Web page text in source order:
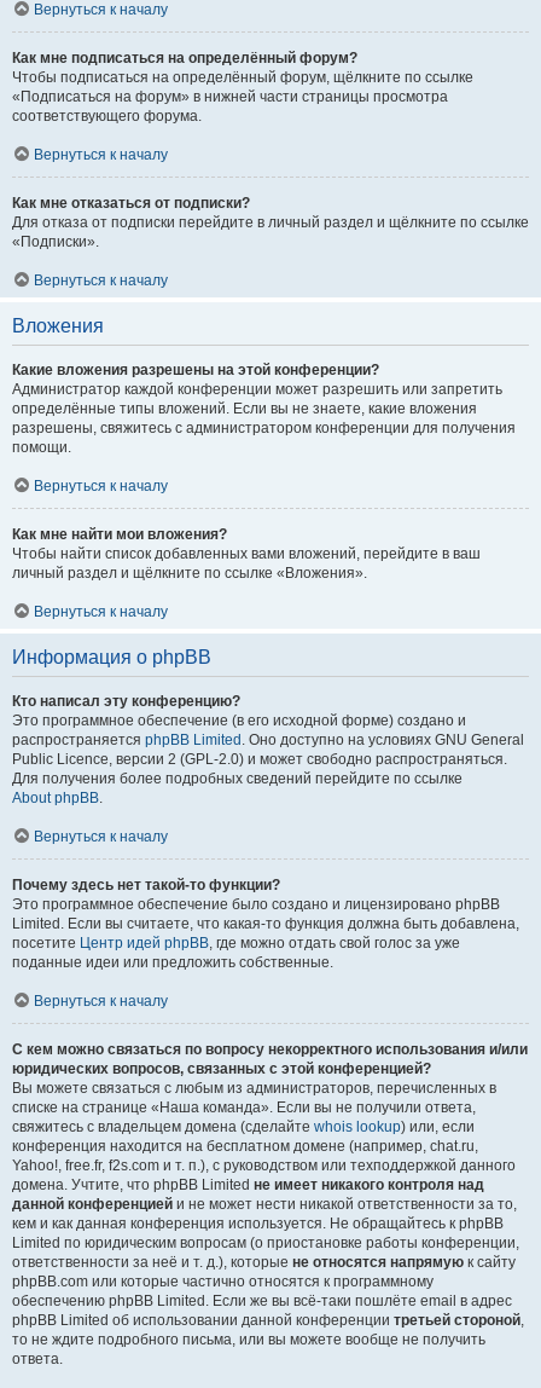
Вернуться к началу
Как мне подписаться на определённый форум?
Чтобы подписаться на определённый форум, щёлкните по ссылке
«Подписаться на форум» в нижней части страницы просмотра
соответствующего форума.
Вернуться к началу
Как мне отказаться от подписки?
Для отказа от подписки перейдите в личный раздел и щёлкните по ссылке
«Подписки».
Вернуться к началу
Вложения
Какие вложения разрешены на этой конференции?
Администратор каждой конференции может разрешить или запретить
определённые типы вложений. Если вы не знаете, какие вложения
разрешены, свяжитесь с администратором конференции для получения
помощи.
Вернуться к началу
Как мне найти мои вложения?
Чтобы найти список добавленных вами вложений, перейдите в ваш
личный раздел и щёлкните по ссылке «Вложения».
Вернуться к началу
Информация о phpBB
Кто написал эту конференцию?
Это программное обеспечение (в его исходной форме) создано и
распространяется phpBB Limited . Оно доступно на условиях GNU General
Public Licence, версии 2 (GPL-2.0) и может свободно распространяться.
Для получения более подробных сведений перейдите по ссылке
About phpBB.
Вернуться к началу
Почему здесь нет такой-то функции?
Это программное обеспечение было создано и лицензировано phpBB
Limited. Если вы считаете, что какая-то функция должна быть добавлена,
посетите Центр идей phpBB, где можно отдать свой голос за уже
поданные идеи или предложить собственные.
Вернуться к началу
С кем можно связаться по вопросу некорректного использования и/или
юридических вопросов, связанных с этой конференцией?
Вы можете связаться с любым из администраторов, перечисленных в
списке на странице «Наша команда». Если вы не получили ответа,
свяжитесь с владельцем домена (сделайте whois lookup) или, если
конференция находится на бесплатном домене (например, chat.ru,
Yahoo!, free.fr, f2s.com и т. п.), с руководством или техподдержкой данного
домена. Учтите, что phpBB Limited не имеет никакого контроля над
данной конференцией и не может нести никакой ответственности за то,
кем и как данная конференция используется. Не обращайтесь к phpBB
Limited по юридическим вопросам (о приостановке работы конференции,
ответственности за неё и т. д.), которые не относятся напрямую к сайту
phpBB.com или которые частично относятся к программному
обеспечению phpBB Limited. Если же вы всё-таки пошлёте email в адрес
phpBB Limited об использовании данной конференции третьей стороной,
то не ждите подробного письма, или вы можете вообще не получить
ответа.